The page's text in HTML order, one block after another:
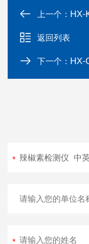
上一个： HX-
返回列表
下一个： HX-